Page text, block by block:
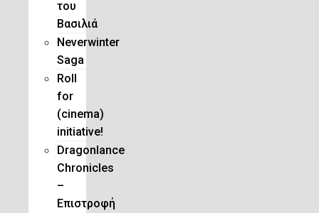
του
Βασιλιά
Neverwinter
Saga
Roll
for
(cinema)
initiative!
Dragonlance
Chronicles
–
Eπιστροφή